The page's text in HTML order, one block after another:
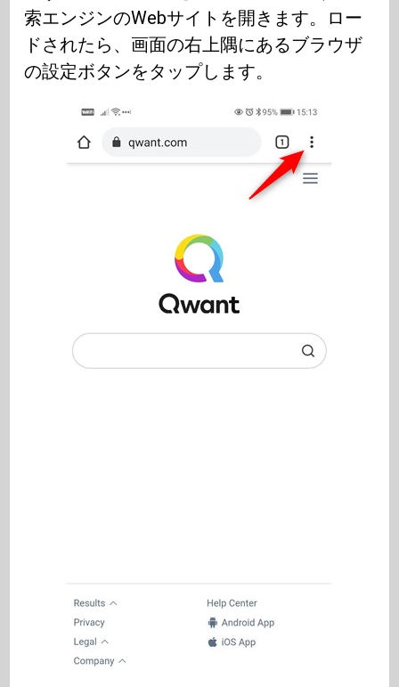
索エンジンのWebサイトを開きます。ロー
ドされたら、画面の右上隅にあるブラウザ
の設定ボタンをタップします。